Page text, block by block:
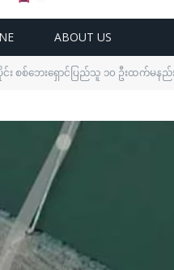
ABOUT US
စစ်ဘေးရှောင်ပြည်သူ ၁၀ ဦးထက်မနည်